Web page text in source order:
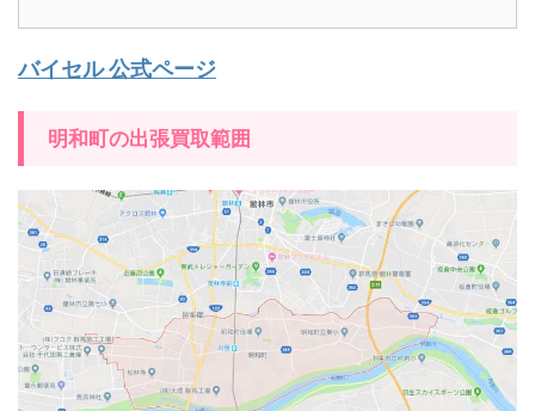
バイセル 公式ページ
明和町の出張買取範囲